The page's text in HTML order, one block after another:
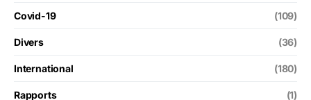
Covid-19 (109)
Divers (36)
International (180)
Rapports (1)